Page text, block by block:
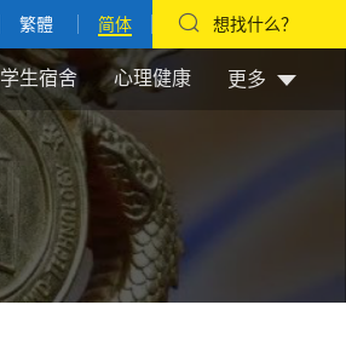
繁體 简体 想找什么？
学生宿舍 心理健康 更多